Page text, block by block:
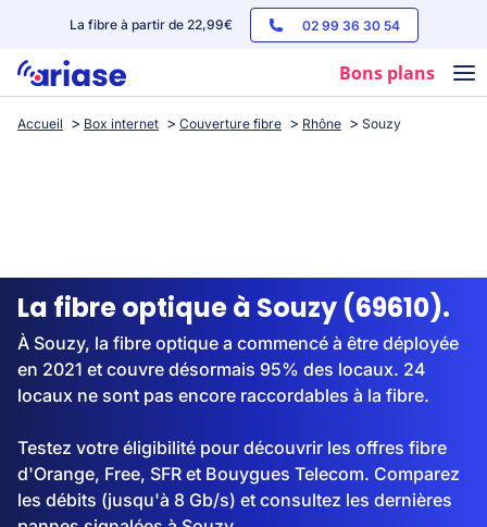
La fibre à partir de 22,99€ 02 99 36 30 54
Bons plans
Box internet
Streaming
Accueil Box internet Couverture fibre Rhône Souzy
La fibre optique à Souzy (69610).
À Souzy, la fibre optique a commencé à être déployée
en 2021 et couvre désormais 95% des locaux. 24
locaux ne sont pas encore raccordables à la fibre.
Testez votre éligibilité pour découvrir les offres fibre
d'Orange, Free, SFR et Bouygues Telecom. Comparez
les débits (jusqu'à 8 Gb/s) et consultez les dernières